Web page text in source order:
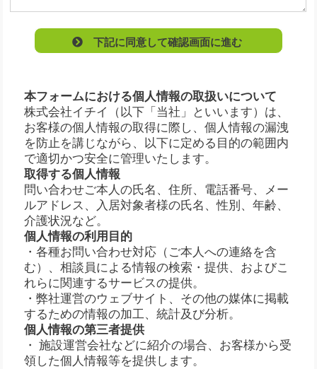
下記に同意して確認画面に進む
本フォームにおける個人情報の取扱いについて
株式会社イチイ（以下「当社」といいます）は、
お客様の個人情報の取得に際し、個人情報の漏洩
を防止を講じながら、以下に定める目的の範囲内
で適切かつ安全に管理いたします。
取得する個人情報
問い合わせご本人の氏名、住所、電話番号、メー
ルアドレス、入居対象者様の氏名、性別、年齢、
介護状況など。
個人情報の利用目的
・各種お問い合わせ対応（ご本人への連絡を含
む）、相談員による情報の検索・提供、およびこ
れらに関連するサービスの提供。
・弊社運営のウェブサイト、その他の媒体に掲載
するための情報の加工、統計及び分析。
個人情報の第三者提供
・ 施設運営会社などに紹介の場合、お客様から受
領した個人情報等を提供します。